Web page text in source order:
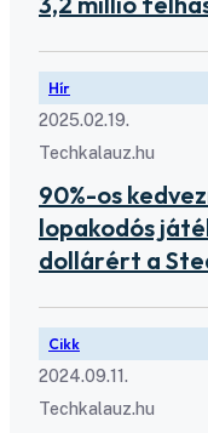
Hír
2025.02.19.
Techkalauz.hu
90%-os
lopakodós
dollárért a
Cikk
2024.09.11.
Techkalauz.hu